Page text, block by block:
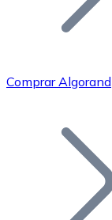
Bitcoin
Comprar Algorand